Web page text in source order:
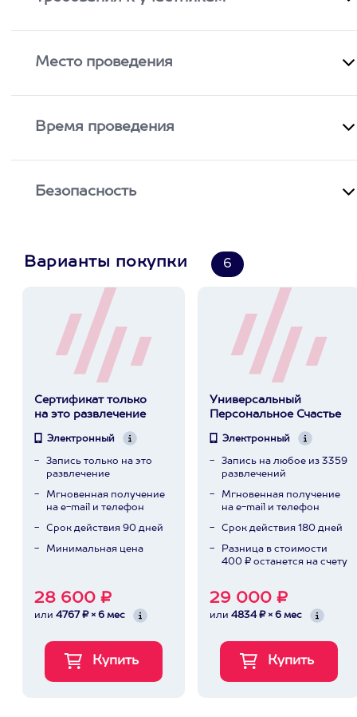
Место проведения
Время проведения
Безопасность
Варианты покупки 6
Сертификат только
на это развлечение
Электронный
Запись только на это
развлечение
Мгновенная получение
на e-mail и телефон
Срок действия 90 дней
Минимальная цена
28 600 ₽
или 4767 ₽ × 6 мес
Универсальный
Персональное Счастье
Электронный
Запись на любое из 3359
развлечений
Мгновенная получение
на e-mail и телефон
Срок действия 180 дней
Разница в стоимости
400 ₽ останется на счету
29 000 ₽
или 4834 ₽ × 6 мес